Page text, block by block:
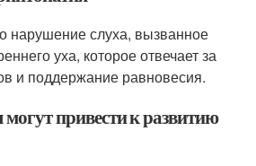
нарушение слуха, вызванное
уха, которое отвечает за
и поддержание равновесия.
привести к развитию